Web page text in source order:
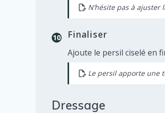
N’hésite pas à
Finaliser
Ajoute le persil ciselé en
Le persil apporte une
Dressage